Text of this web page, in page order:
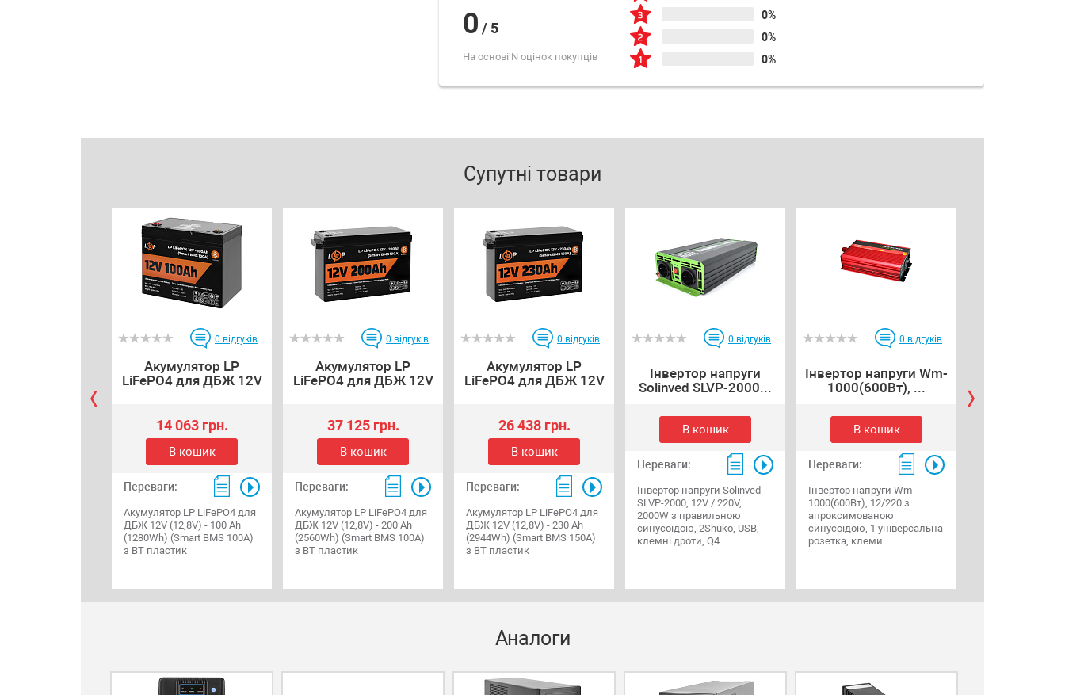
0 / 5
На основі N оцінок покупців
0%
0%
0%
Супутні товари
0 відгуків
Акумулятор LP
LiFePO4 для ДБЖ 12V
14 063 грн.
В кошик
Переваги:
Акумулятор LP LiFePO4 для
ДБЖ 12V (12,8V) - 100 Ah
(1280Wh) (Smart BMS 100А)
з BT пластик
0 відгуків
Акумулятор LP
LiFePO4 для ДБЖ 12V
37 125 грн.
В кошик
Переваги:
Акумулятор LP LiFePO4 для
ДБЖ 12V (12,8V) - 200 Ah
(2560Wh) (Smart BMS 100А)
з BT пластик
0 відгуків
Акумулятор LP
LiFePO4 для ДБЖ 12V
26 438 грн.
В кошик
Переваги:
Акумулятор LP LiFePO4 для
ДБЖ 12V (12,8V) - 230 Ah
(2944Wh) (Smart BMS 150А)
з BT пластик
0 відгуків
Інвертор напруги
Solinved SLVP-2000...
В кошик
Переваги:
Інвертор напруги Solinved
SLVP-2000, 12V / 220V,
2000W з правильною
синусоїдою, 2Shuko, USB,
клемні дроти, Q4
0 відгуків
Інвертор напруги Wm-
1000(600Вт), ...
В кошик
Переваги:
Інвертор напруги Wm-
1000(600Вт), 12/220 з
апроксимованою
синусоїдою, 1 універсальна
розетка, клеми
Аналоги